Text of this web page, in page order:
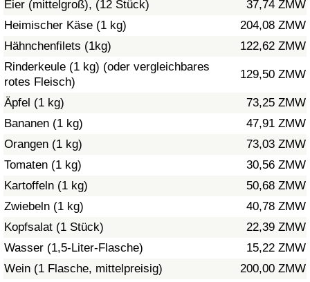
Eier (mittelgroß), (12 Stück)
37,74 ZMW
Heimischer Käse (1 kg)
204,08 ZMW
Hähnchenfilets (1kg)
122,62 ZMW
Rinderkeule (1 kg) (oder vergleichbares
rotes Fleisch)
129,50 ZMW
Äpfel (1 kg)
73,25 ZMW
Bananen (1 kg)
47,91 ZMW
Orangen (1 kg)
73,03 ZMW
Tomaten (1 kg)
30,56 ZMW
Kartoffeln (1 kg)
50,68 ZMW
Zwiebeln (1 kg)
40,78 ZMW
Kopfsalat (1 Stück)
22,39 ZMW
Wasser (1,5-Liter-Flasche)
15,22 ZMW
Wein (1 Flasche, mittelpreisig)
200,00 ZMW
Gesundheitsversorgungs-Index
Gesundheitsversorgungs-Index nach Land
Umweltverschmutzung
Verschmutzungsindex
Umweltverschmutzungs-Index nach Land
Verkehr
Verkehrs-Index